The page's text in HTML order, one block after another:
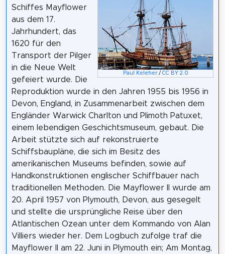
Paul Keleher/ CC BY 2.0
Schiffes Mayflower
aus dem 17.
Jahrhundert, das
1620 für den
Transport der Pilger
in die Neue Welt
gefeiert wurde. Die
Reproduktion wurde in den Jahren 1955 bis 1956 in
Devon, England, in Zusammenarbeit zwischen dem
Engländer Warwick Charlton und Plimoth Patuxet,
einem lebendigen Geschichtsmuseum, gebaut. Die
Arbeit stützte sich auf rekonstruierte
Schiffsbaupläne, die sich im Besitz des
amerikanischen Museums befinden, sowie auf
Handkonstruktionen englischer Schiffbauer nach
traditionellen Methoden. Die Mayflower II wurde am
20. April 1957 von Plymouth, Devon, aus gesegelt
und stellte die ursprüngliche Reise über den
Atlantischen Ozean unter dem Kommando von Alan
Villiers wieder her. Dem Logbuch zufolge traf die
Mayflower II am 22. Juni in Plymouth ein; Am Montag,